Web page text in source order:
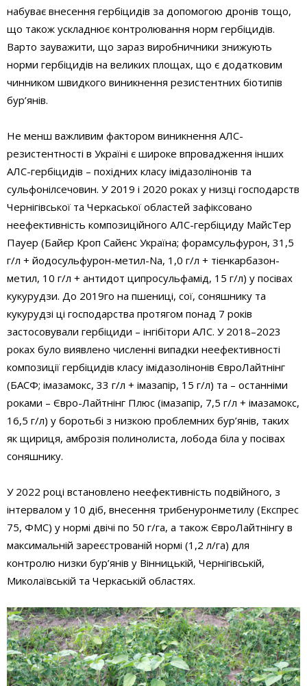
набуває внесення гербіцидів за допомогою дронів тощо,
що також ускладнює контролювання норм гербіцидів.
Варто зауважити, що зараз виробничники знижують
норми гербіцидів на великих площах, що є додатковим
чинником швидкого виникнення резистентних біотипів
бур’янів.
Не менш важливим фактором виникнення АЛС-
резистентності в Україні є широке впровадження інших
АЛС-гербіцидів – похідних класу імідазолінонів та
сульфонілсечовин. У 2019 і 2020 роках у низці господарств
Чернігівської та Черкаської областей зафіксовано
неефективність композиційного АЛС-гербіциду МайсТер
Пауер (Байєр Кроп Сайєнс Україна; форамсульфурон, 31,5
г/л + йодосульфурон-метил-Na, 1,0 г/л + тієнкарбазон­
метил, 10 г/л + антидот ципросульфамід, 15 г/л) у посівах
кукурудзи. До 2019­го на пшениці, сої, соняшнику та
кукурудзі ці господарства протягом понад 7 років
застосовували гербіциди – інгібітори АЛС. У 2018–2023
роках було виявлено численні випадки неефективності
композиції гербіцидів класу імідазолінонів Євро­Лайтнінг
(БАСФ; імазамокс, 33 г/л + імазапір, 15 г/л) та – останніми
роками – Євро-Лайтнінг Плюс (імазапір, 7,5 г/л + імазамокс,
16,5 г/л) у боротьбі з низкою проблемних бур’янів, таких
як щириця, амброзія полинолиста, лобода біла у посівах
соняшнику.
У 2022 році встановлено неефективність подвійного, з
інтервалом у 10 діб, внесення трибенурон­метилу (Експрес
75, ФМС) у нормі двічі по 50 г/га, а також Євро­Лайтнінгу в
максимальній зареєстрованій нормі (1,2 л/га) для
контролю низки бур’янів у Вінницькій, Чернігівській,
Миколаївській та Черкаській областях.